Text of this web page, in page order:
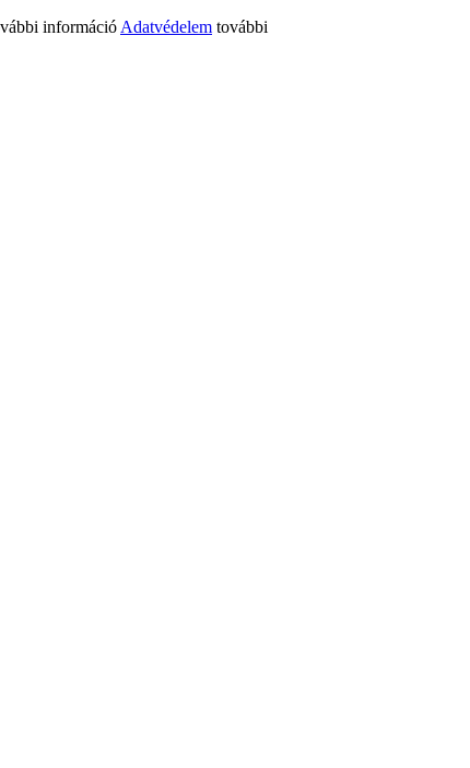
információ Adatvédelem további